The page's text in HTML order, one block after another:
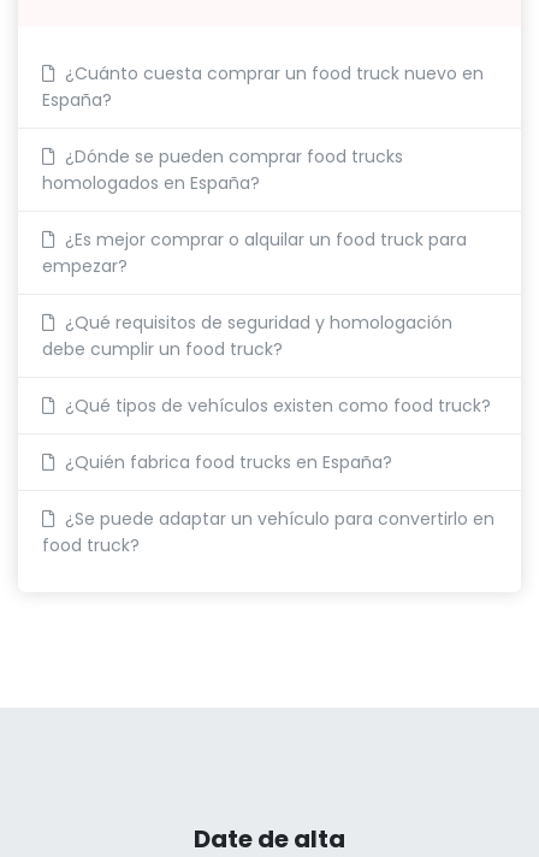
¿Cuánto cuesta comprar un food truck nuevo en
España?
¿Dónde se pueden comprar food trucks
homologados en España?
¿Es mejor comprar o alquilar un food truck para
empezar?
¿Qué requisitos de seguridad y homologación
debe cumplir un food truck?
¿Qué tipos de vehículos existen como food truck?
¿Quién fabrica food trucks en España?
¿Se puede adaptar un vehículo para convertirlo en
food truck?
Date de alta